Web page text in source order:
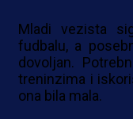
Mladi vezista
fudbalu, a
dovoljan.
treninzima i
ona bila mala.